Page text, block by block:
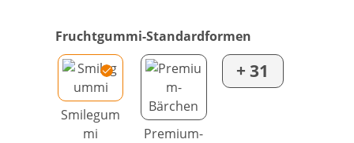
Fruchtgummi-Standardformen
Smilegum
mi
Premium-
+ 31